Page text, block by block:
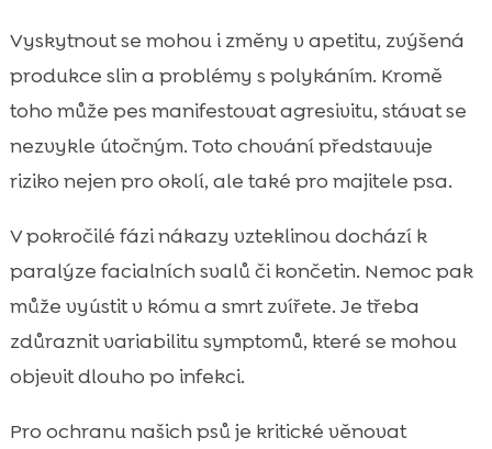
Vyskytnout se mohou i změny v apetitu, zvýšená
produkce slin a problémy s polykáním. Kromě
toho může pes manifestovat agresivitu, stávat se
nezvykle útočným. Toto chování představuje
riziko nejen pro okolí, ale také pro majitele psa.
V pokročilé fázi nákazy vzteklinou dochází k
paralýze facialních svalů či končetin. Nemoc pak
může vyústit v kómu a smrt zvířete. Je třeba
zdůraznit variabilitu symptomů, které se mohou
objevit dlouho po infekci.
Pro ochranu našich psů je kritické věnovat